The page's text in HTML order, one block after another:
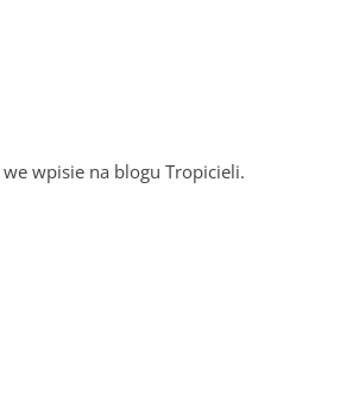
we wpisie na blogu Tropicieli.